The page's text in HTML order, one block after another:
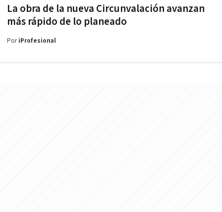
La obra de la nueva Circunvalación avanzan
más rápido de lo planeado
PoriProfesional